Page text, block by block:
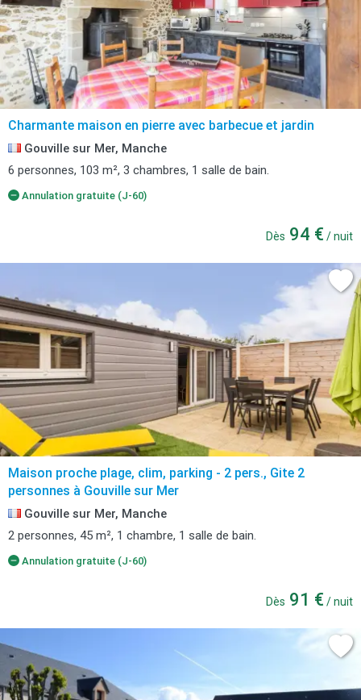
Charmante maison en pierre avec barbecue et jardin
Gouville sur Mer, Manche
6 personnes, 103 m², 3 chambres, 1 salle de bain.
Annulation gratuite (J-60)
Dès 94 € / nuit
Maison proche plage, clim, parking - 2 pers., Gite 2
personnes à Gouville sur Mer
Gouville sur Mer, Manche
2 personnes, 45 m², 1 chambre, 1 salle de bain.
Annulation gratuite (J-60)
Dès 91 € / nuit